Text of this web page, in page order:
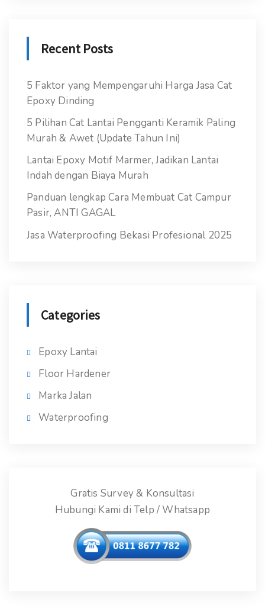
Recent Posts
5 Faktor yang Mempengaruhi Harga Jasa Cat
Epoxy Dinding
5 Pilihan Cat Lantai Pengganti Keramik Paling
Murah & Awet (Update Tahun Ini)
Lantai Epoxy Motif Marmer, Jadikan Lantai
Indah dengan Biaya Murah
Panduan lengkap Cara Membuat Cat Campur
Pasir, ANTI GAGAL
Jasa Waterproofing Bekasi Profesional 2025
Categories
Epoxy Lantai
Floor Hardener
Marka Jalan
Waterproofing
Gratis Survey & Konsultasi
Hubungi Kami di Telp / Whatsapp